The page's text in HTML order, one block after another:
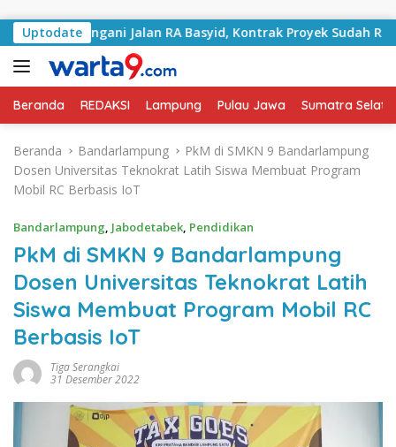
Uptodate
Tangani Jalan RA Basyid, Kontrak Proyek Sudah Rampung
Beranda REDAKSI Lampung Pulau Jawa Sumatra
Beranda Bandarlampung
PkM di SMKN 9 Bandarlampung
Dosen Universitas Teknokrat Latih Siswa Membuat Program
Mobil RC Berbasis IoT
Bandarlampung, Jabodetabek, Pendidikan
PkM di SMKN 9 Bandarlampung
Dosen Universitas Teknokrat Latih
Siswa Membuat Program Mobil RC
Berbasis IoT
Tiga Serangkai
31 Desember 2022